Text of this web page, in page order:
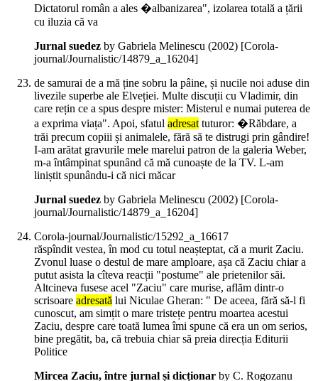
Dictatorul român a ales �albanizarea", izolarea totală a țării
cu iluzia că va
Jurnal suedez by Gabriela Melinescu (2002) [Corola-
journal/Journalistic/14879_a_16204]
de samurai de a mă ține sobru la pâine, și nucile noi aduse din
livezile superbe ale Elveției. Multe discuții cu Vladimir, din
care rețin ce a spus despre mister: Misterul e numai puterea de
a exprima viața". Apoi, sfatul adresattuturor: �Răbdare, a
trăi precum copiii și animalele, fără să te distrugi prin gândire!
I-am arătat gravurile mele marelui patron de la galeria Weber,
m-a întâmpinat spunând că mă cunoaște de la TV. L-am
liniștit spunându-i că nici măcar
Jurnal suedez by Gabriela Melinescu (2002) [Corola-
journal/Journalistic/14879_a_16204]
Corola-journal/Journalistic/15292_a_16617
răspîndit vestea, în mod cu totul neașteptat, că a murit Zaciu.
Zvonul luase o destul de mare amploare, așa că Zaciu chiar a
putut asista la cîteva reacții "postume" ale prietenilor săi.
Altcineva fusese acel "Zaciu" care murise, aflăm dintr-o
scrisoare adresată lui Niculae Gheran: " De aceea, fără să-l fi
cunoscut, am simțit o mare tristețe pentru moartea acestui
Zaciu, despre care toată lumea îmi spune că era un om serios,
bine pregătit, ba, că trebuia chiar să preia direcția Editurii
Politice
Mircea Zaciu, între jurnal și dicționar by C. Rogozanu